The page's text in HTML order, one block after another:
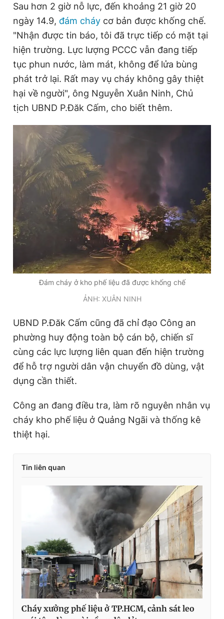
Sau hơn 2 giờ nỗ lực, đến khoảng 21 giờ 20
ngày 14.9, đám cháy cơ bản được khống chế.
"Nhận được tin báo, tôi đã trực tiếp có mặt tại
hiện trường. Lực lượng PCCC vẫn đang tiếp
tục phun nước, làm mát, không để lửa bùng
phát trở lại. Rất may vụ cháy không gây thiệt
hại về người", ông Nguyễn Xuân Ninh, Chủ
tịch UBND P.Đăk Cấm, cho biết thêm.
Đám cháy ở kho phế liệu đã được khống chế
ẢNH: XUÂN NINH
UBND P.Đăk Cấm cũng đã chỉ đạo Công an
phường huy động toàn bộ cán bộ, chiến sĩ
cùng các lực lượng liên quan đến hiện trường
để hỗ trợ người dân vận chuyển đồ dùng, vật
dụng cần thiết.
Công an đang điều tra, làm rõ nguyên nhân vụ
cháy kho phế liệu ở Quảng Ngãi và thống kê
thiệt hại.
Tin liên quan
Cháy xưởng phế liệu ở TP.HCM, cảnh sát leo